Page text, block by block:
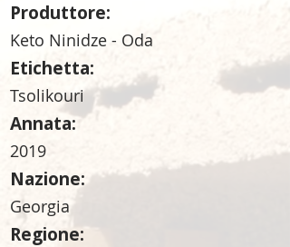
Produttore:
Keto Ninidze - Oda
Etichetta:
Tsolikouri
Annata:
2019
Nazione:
Georgia
Regione: